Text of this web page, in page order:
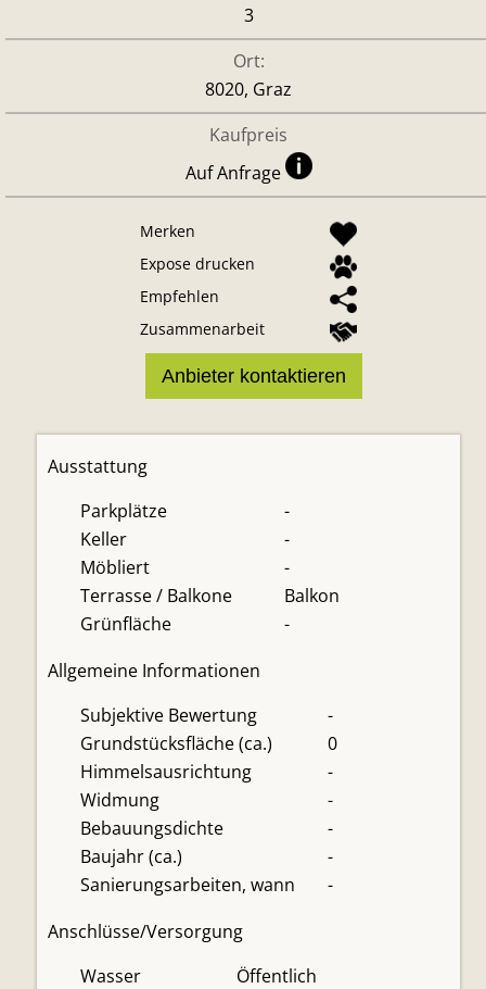
3
Ort:
8020, Graz
Kaufpreis
Auf Anfrage
Merken
Expose drucken
Empfehlen
Zusammenarbeit
Anbieter kontaktieren
Ausstattung
Parkplätze
-
Keller
-
Möbliert
-
Terrasse / Balkone
Balkon
Grünfläche
-
Allgemeine Informationen
Subjektive Bewertung
-
Grundstücksfläche (ca.)
0
Himmelsausrichtung
-
Widmung
-
Bebauungsdichte
-
Baujahr (ca.)
-
Sanierungsarbeiten, wann
-
Anschlüsse/Versorgung
Wasser
Öffentlich